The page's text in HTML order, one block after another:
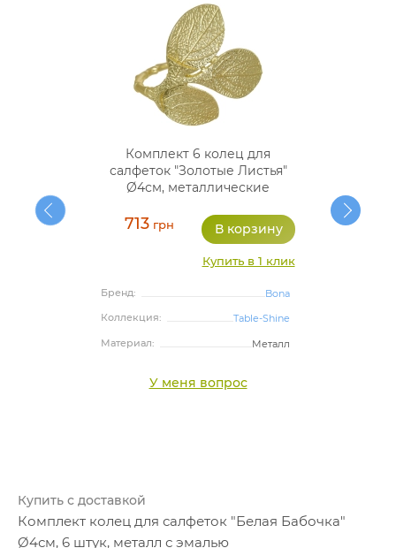
Комплект 6 колец для
салфеток "Золотые Листья"
Ø4см, металлические
713 грн
Купить в 1 клик
Бренд:
Bona
Коллекция:
Table-Shine
Материал:
Металл
У меня вопрос
Купить с доставкой
Комплект колец для салфеток "Белая Бабочка"
Ø4см, 6 штук, металл с эмалью